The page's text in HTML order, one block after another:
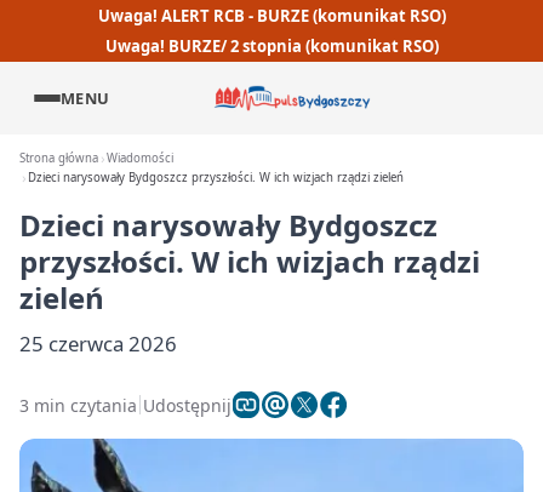
Uwaga! ALERT RCB - BURZE (komunikat RSO)
Uwaga! BURZE/ 2 stopnia (komunikat RSO)
MENU
Strona główna Wiadomości
Dzieci narysowały Bydgoszcz przyszłości. W ich wizjach rządzi zieleń
Dzieci narysowały Bydgoszcz
przyszłości. W ich wizjach rządzi
zieleń
25 czerwca 2026
3 min czytania Udostępnij